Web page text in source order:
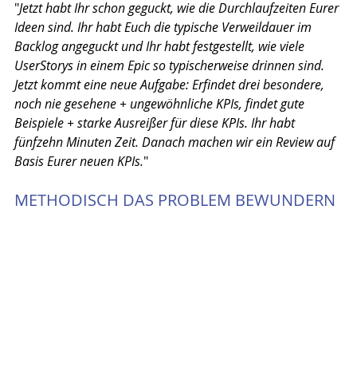
"Jetzt habt Ihr schon geguckt, wie die Durchlaufzeiten Eurer
Ideen sind. Ihr habt Euch die typische Verweildauer im
Backlog angeguckt und Ihr habt festgestellt, wie viele
UserStorys in einem Epic so typischerweise drinnen sind.
Jetzt kommt eine neue Aufgabe: Erfindet drei besondere,
noch nie gesehene + ungewöhnliche KPIs, findet gute
Beispiele + starke Ausreißer für diese KPIs. Ihr habt
fünfzehn Minuten Zeit. Danach machen wir ein Review auf
Basis Eurer neuen KPIs."
METHODISCH DAS PROBLEM BEWUNDERN